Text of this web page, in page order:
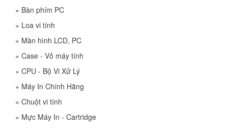
» Bàn phím PC
» Loa vi tính
» Màn hình LCD, PC
» Case - Vỏ máy tính
» CPU - Bộ Vi Xử Lý
» Máy In Chính Hãng
» Chuột vi tính
» Mực Máy In - Cartridge